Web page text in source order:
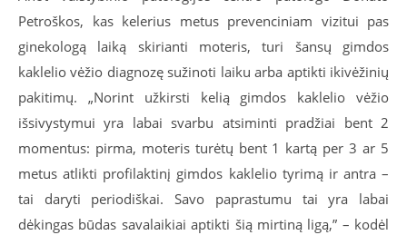
Petroškos, kas kelerius metus prevenciniam vizitui pas
ginekologą laiką skirianti moteris, turi šansų gimdos
kaklelio vėžio diagnozę sužinoti laiku arba aptikti ikivėžinių
pakitimų. „Norint užkirsti kelią gimdos kaklelio vėžio
išsivystymui yra labai svarbu atsiminti pradžiai bent 2
momentus: pirma, moteris turėtų bent 1 kartą per 3 ar 5
metus atlikti profilaktinį gimdos kaklelio tyrimą ir antra –
tai daryti periodiškai. Savo paprastumu tai yra labai
dėkingas būdas savalaikiai aptikti šią mirtiną ligą,” – kodėl